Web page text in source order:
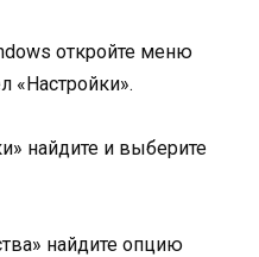
откройте меню
«Настройки».
найдите и выберите
найдите опцию